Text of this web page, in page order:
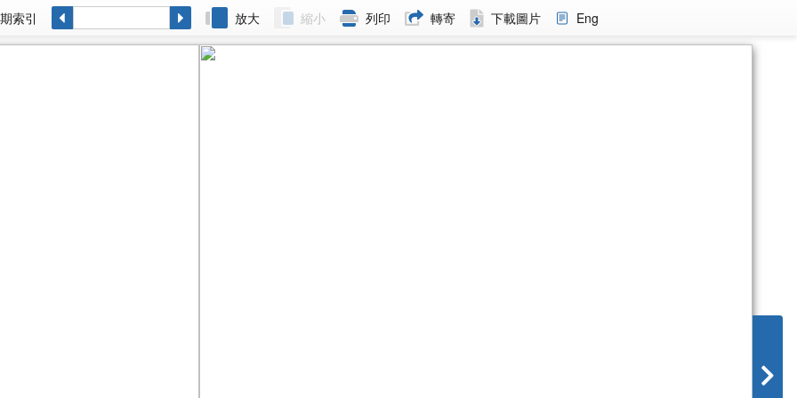
索引 放大 縮小 列印 轉寄 下載圖片 Eng